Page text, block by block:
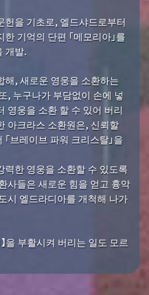
헌을 기초로, 엘드샤드로부터
기억의 단편 「메모리아」를
개발.
해, 새로운 영웅을 소환하는
, 누구나가 부담없이 손에 넣
영웅을 소환 할 수 있어 버리
아크라스 소환원은, 신뢰할
브레이브 파워 크리스탈」을
력한 영웅을 소환할 수 있도록
사들은 새로운 힘을 얻고 흉악
시 엘드라디아를 개척해 나가
을 부활시켜 버리는 일도 모르